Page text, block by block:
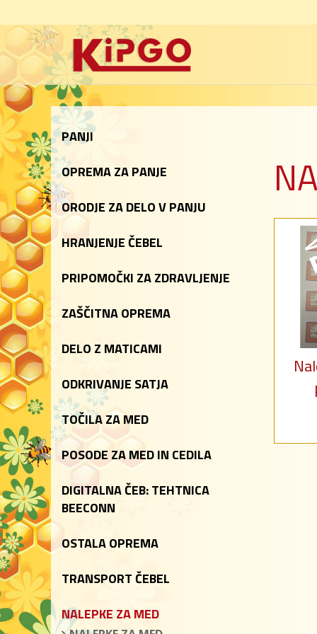
PANJI
OPREMA ZA PANJE
ORODJE ZA DELO V PANJU
HRANJENJE ČEBEL
PRIPOMOČKI ZA ZDRAVLJENJE
ZAŠČITNA OPREMA
DELO Z MATICAMI
ODKRIVANJE SATJA
TOČILA ZA MED
POSODE ZA MED IN CEDILA
DIGITALNA ČEB: TEHTNICA
BEECONN
OSTALA OPREMA
TRANSPORT ČEBEL
NALEPKE ZA MED